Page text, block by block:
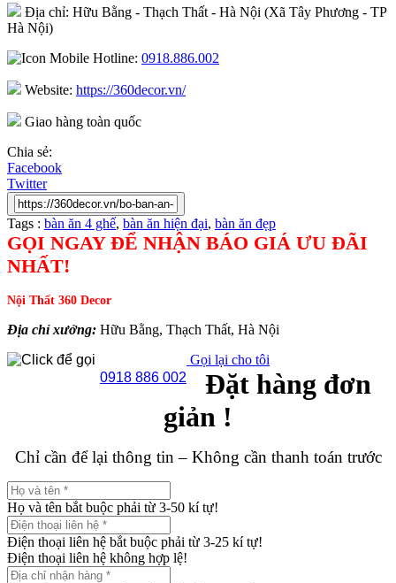
Địa chỉ: Hữu Bằng - Thạch Thất - Hà Nội (Xã Tây Phương - TP
Hà Nội)
Hotline: 0918.886.002
Website: https://360decor.vn/
Giao hàng toàn quốc
Chia sẻ:
Facebook
Twitter
Tags : bàn ăn 4 ghế, bàn ăn hiện đại, bàn ăn đẹp
GỌI NGAY ĐỂ NHẬN BÁO GIÁ ƯU ĐÃI
NHẤT!
Nội Thất 360 Decor
Địa chỉ xưởng: Hữu Bằng, Thạch Thất, Hà Nội
0918 886 002
Gọi lại cho tôi
Đặt hàng đơn
giản !
Chỉ cần để lại thông tin – Không cần thanh toán trước
Họ và tên bắt buộc phải từ 3-50 kí tự!
Điện thoại liên hệ bắt buộc phải từ 3-25 kí tự!
Điện thoại liên hệ không hợp lệ!